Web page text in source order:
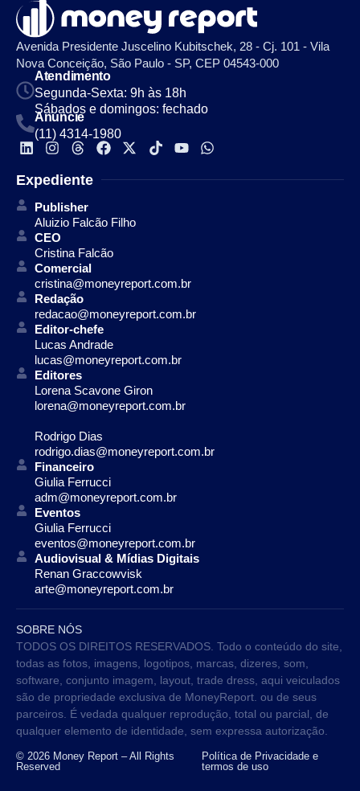
Avenida Presidente Juscelino Kubitschek, 28 - Cj. 101 - Vila
Nova Conceição, São Paulo - SP, CEP 04543-000
Atendimento
Segunda-Sexta: 9h às 18h
Sábados e domingos: fechado
Anuncie
(11) 4314-1980
Expediente
Publisher
Aluizio Falcão Filho
CEO
Cristina Falcão
Comercial
cristina@moneyreport.com.br
Redação
redacao@moneyreport.com.br
Editor-chefe
Lucas Andrade
lucas@moneyreport.com.br
Editores
Lorena Scavone Giron
lorena@moneyreport.com.br
Rodrigo Dias
rodrigo.dias@moneyreport.com.br
Financeiro
Giulia Ferrucci
adm@moneyreport.com.br
Eventos
Giulia Ferrucci
eventos@moneyreport.com.br
Audiovisual & Mídias Digitais
Renan Graccowvisk
arte@moneyreport.com.br
SOBRE NÓS
TODOS OS DIREITOS RESERVADOS. Todo o conteúdo do site,
todas as fotos, imagens, logotipos, marcas, dizeres, som,
software, conjunto imagem, layout, trade dress, aqui veiculados
são de propriedade exclusiva de MoneyReport. ou de seus
parceiros. É vedada qualquer reprodução, total ou parcial, de
qualquer elemento de identidade, sem expressa autorização.
© 2026 Money Report – All Rights
Reserved
Política de Privacidade e
termos de uso